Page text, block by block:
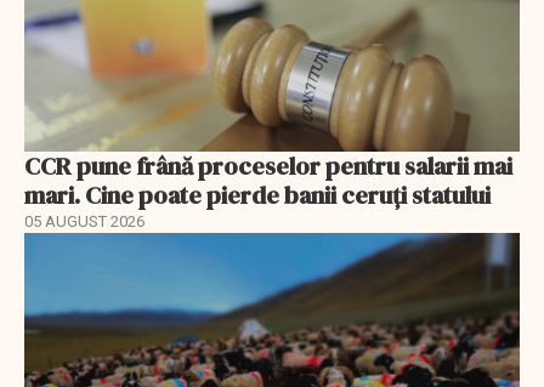
CCR pune frână proceselor pentru salarii mai
mari. Cine poate pierde banii ceruți statului
05 AUGUST 2026